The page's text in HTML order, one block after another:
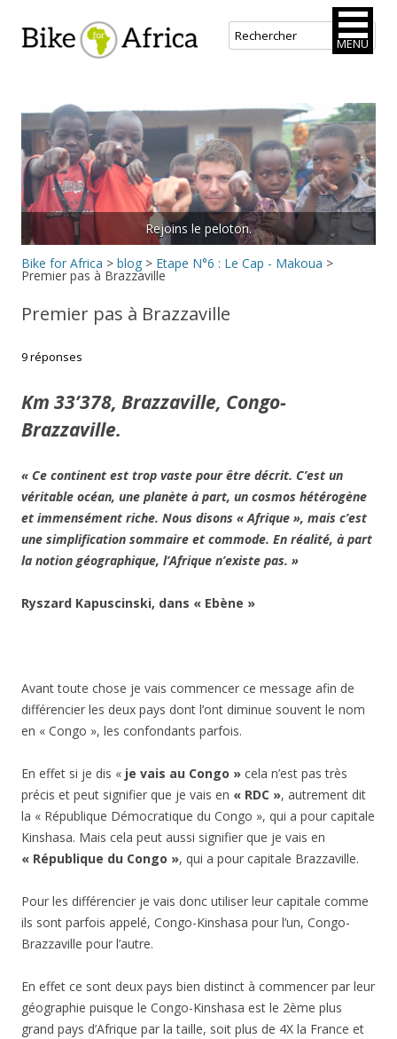
Bike for Africa
contenu
principal
Rejoins le peloton.
Bike for Africa > blog > Etape N°6 : Le Cap - Makoua >
Premier pas à Brazzaville
Premier pas à Brazzaville
9 réponses
Km 33’378, Brazzaville, Congo-
Brazzaville.
« Ce continent est trop vaste pour être décrit. C’est un
véritable océan, une planète à part, un cosmos hétérogène
et immensément riche. Nous disons « Afrique », mais c’est
une simplification sommaire et commode. En réalité, à part
la notion géographique, l’Afrique n’existe pas. »
Ryszard Kapuscinski, dans « Ebène »
Avant toute chose je vais commencer ce message afin de
différencier les deux pays dont l’ont diminue souvent le nom
en « Congo », les confondants parfois.
En effet si je dis « je vais au Congo » cela n’est pas très
précis et peut signifier que je vais en « RDC », autrement dit
la « République Démocratique du Congo », qui a pour capitale
Kinshasa. Mais cela peut aussi signifier que je vais en
« République du Congo », qui a pour capitale Brazzaville.
Pour les différencier je vais donc utiliser leur capitale comme
ils sont parfois appelé, Congo-Kinshasa pour l’un, Congo-
Brazzaville pour l’autre.
En effet ce sont deux pays bien distinct à commencer par leur
géographie puisque le Congo-Kinshasa est le 2ème plus
grand pays d’Afrique par la taille, soit plus de 4X la France et
MENU